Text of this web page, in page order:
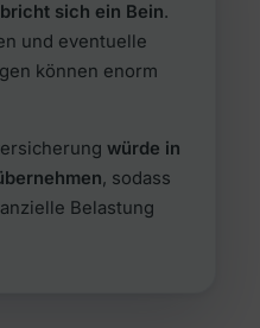
sich ein Bein.
und eventuelle
können enorm
würde in
, sodass
Belastung